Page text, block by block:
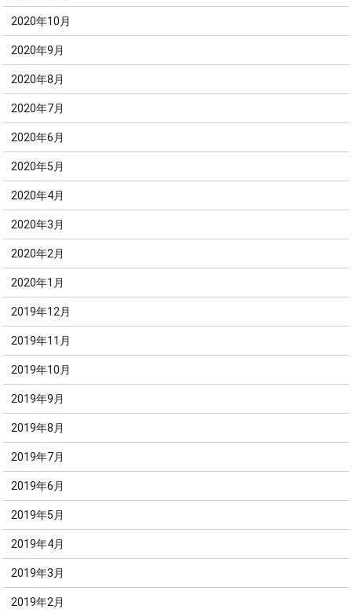
2020年10月
2020年9月
2020年8月
2020年7月
2020年6月
2020年5月
2020年4月
2020年3月
2020年2月
2020年1月
2019年12月
2019年11月
2019年10月
2019年9月
2019年8月
2019年7月
2019年6月
2019年5月
2019年4月
2019年3月
2019年2月